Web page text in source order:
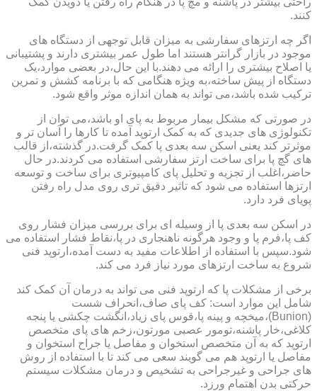
کنند.
اگر چه ارتزهای سفارشی به میزان قابل توجهی از دستگاه های
موجود در بازار گرانتر هستند اما طول عمر بیشتری دارند و پشتیبانی
یا اصلاح بیشتری را ارائه می دهند.با این حال،در بعضی موارد،یک
دستگاه از پیش ساخته،به ویژه هنگامی که با برنامه کشش و تمرین
ترکیب شده باشد،می تواند به همان اندازه موثر واقع شود.
در صورتی که مشکل بیمار مربوط به پای او باشد،می توان از
تکنولوژی های جدیدی که به کمک ارتوپد آمده تا کارها را آسان تر و
موثرتر کند یعنی اسکن سه بعدی پا کمک گرفت.در گذشته،از قالب
های گچ پا برای ساخت ارتز سفارشی استفاده می کردند.در حال
حاضر،اغلب از تجزیه و تحلیل پای کامپیوتری برای ساخت و توسعه
ارتزها استفاده می شود که تاثیر دقیق تری روی مدل راه رفتن
پویای فرد دارد.
در اسکن سه بعدی پا از وسیله ای برای بررسی میزان فشار روی
کف پا،فرم پا و وجود هرگونه ناهنجاری در پا،نقاط فشار استفاده می
شود.سپس با استفاده از اطلاعات مفید به دست آمده،ارتوپد فنی
شروع به ساخت ارتزهای مورد نیاز فرد می کند.
برخی از مشکلات پا که ارتوپد فنی می تواند به درمان آن کمک کند
شامل این موارد است: کف پای صاف،انحراف شست
(Bunion)،میخچه و پینه پا،قوس پای زیاد،انگشت چکشی یا پنجه
کلاغی،خار پاشنه،تومور عصبی مورتون،زخم های پای متخصص
ارتوپد که به آن متخصص استخوان و مفاصل یا جراح استخوان و
مفاصل یا ارتوپد هم می گویند سعی می کند تا با استفاده از روش
های جراحی و غیرجراحی به تشخیص و درمان مشکلات سیستم
حرکتی بدن اهتمام ورزد.